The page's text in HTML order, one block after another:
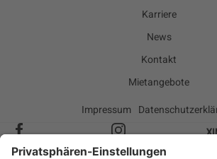
Karriere
News
Kontakt
Mietangebote
Impressum